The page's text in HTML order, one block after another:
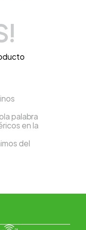
palabra
en la
del